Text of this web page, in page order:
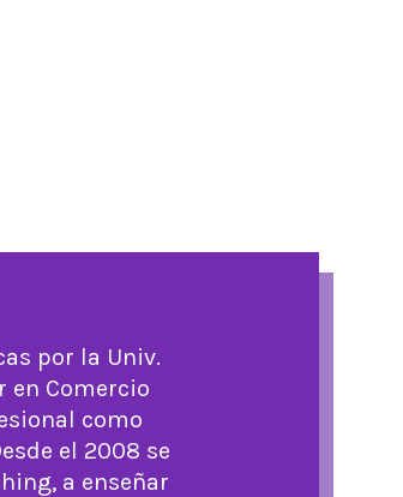
por la Univ.
en Comercio
como
el 2008 se
a enseñar